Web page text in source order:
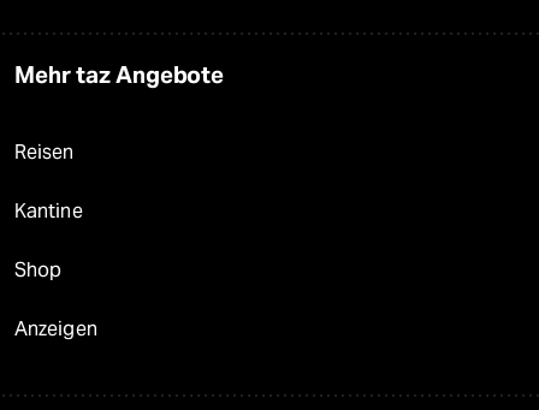
Mehr taz Angebote
Reisen
Kantine
Shop
Anzeigen